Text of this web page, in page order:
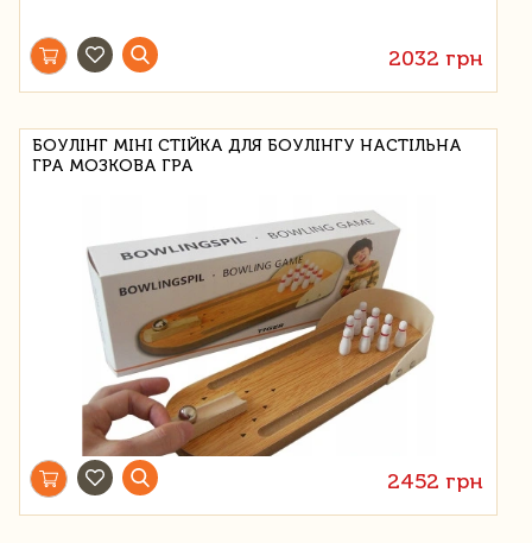
2032 грн
БОУЛІНГ МІНІ СТІЙКА ДЛЯ БОУЛІНГУ НАСТІЛЬНА
ГРА МОЗКОВА ГРА
2452 грн